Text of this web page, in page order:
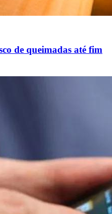
de queimadas até fim